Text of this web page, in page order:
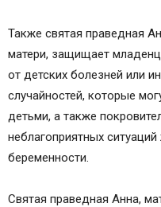
О чем молятся перед
Святая
АННА-Святая Анна
Православный
Календарь на год ►
О календаре
Богослужения
Календарь
Также святая праведная
матери, защищает
от детских болезней или
случайностей, которые
детьми, а также
неблагоприятных
беременности.
Святая праведная Анна,